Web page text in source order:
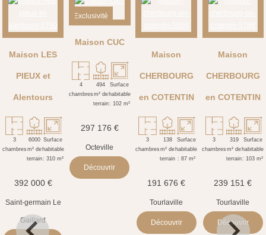
Maison LES
PIEUX et
Alentours
392 000 €
Saint-germain Le
Gaillard
Exclusivité
Maison CUC
297 176 €
Octeville
Découvrir
Maison
CHERBOURG
en COTENTIN
191 676 €
Tourlaville
Découvrir
Maison
CHERBOURG
en COTENTIN
239 151 €
Tourlaville
Découvrir